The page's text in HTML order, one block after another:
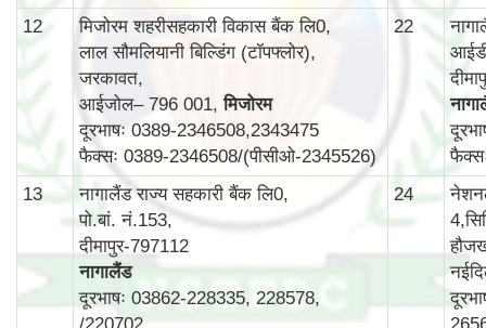
12
मिजोरम शहरीसहकारी विकास बैंक लि0,
लाल सौमलियानी बिल्डिंग (टॉपफ्लोर),
जरकावत,
आईजोल– 796 001,मिजोरम
दूरभाषः 0389-2346508,2343475
फैक्सः 0389-2346508/(पीसीओ-2345526)
22
13
नागालैंड राज्य सहकारी बैंक लि0,
पो.बां. नं.153,
दीमापुर-797112
नागालैंड
दूरभाषः 03862-228335, 228578,
/220702
24